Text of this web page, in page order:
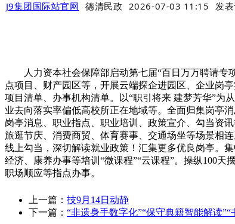
J9集团国际站官网 德清民政 2026-07-03 11:15 发
人力资本社会保障部启动第七届“百日万万聘请专
点项目、财产园区等，开展云端探企进园区、企业岗
项目清单、办事机构清单。以“职引将来 建梦芳华”为
业去向落实率偏低高校所正在地域等。全面归集岗亭
岗亭消息、职业指点、职业培训、政策宣介、勾当资
旅逛节庆、消费商贸、体育赛事、交通场坐等场景相
线上勾当，深切解读就业政策！汇集更多优良岗亭。
经济、康养办事等培训“微课程”“云课程”。操纵100
职场顺应等指点办事。
上一篇： 技9月14日动静
下一篇： “非遗身手数字化”“保守典籍智能解读”“